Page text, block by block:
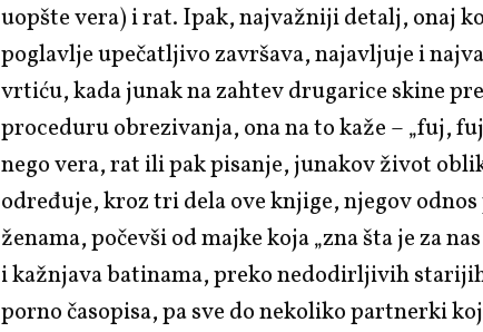
uopšte vera) i rat. Ipak, najvažniji detalj, onaj
poglavlje upečatljivo završava, najavljuje i
vrtiću, kada junak na zahtev drugarice skine
proceduru obrezivanja, ona na to kaže – „fuj,
nego vera, rat ili pak pisanje, junakov život
određuje, kroz tri dela ove knjige, njegov
ženama, počevši od majke koja „zna šta je za
i kažnjava batinama, preko nedodirljivih
porno časopisa, pa sve do nekoliko partnerki